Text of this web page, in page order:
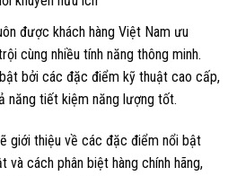
được khách hàng Việt Nam ưu
cùng nhiều tính năng thông minh.
bởi các đặc điểm kỹ thuật cao cấp,
năng tiết kiệm năng lượng tốt.
giới thiệu về các đặc điểm nổi bật
và cách phân biệt hàng chính hãng,